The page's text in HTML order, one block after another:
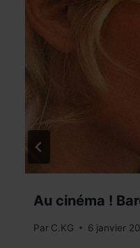
Au cinéma !
Par C.KG 6 janvier